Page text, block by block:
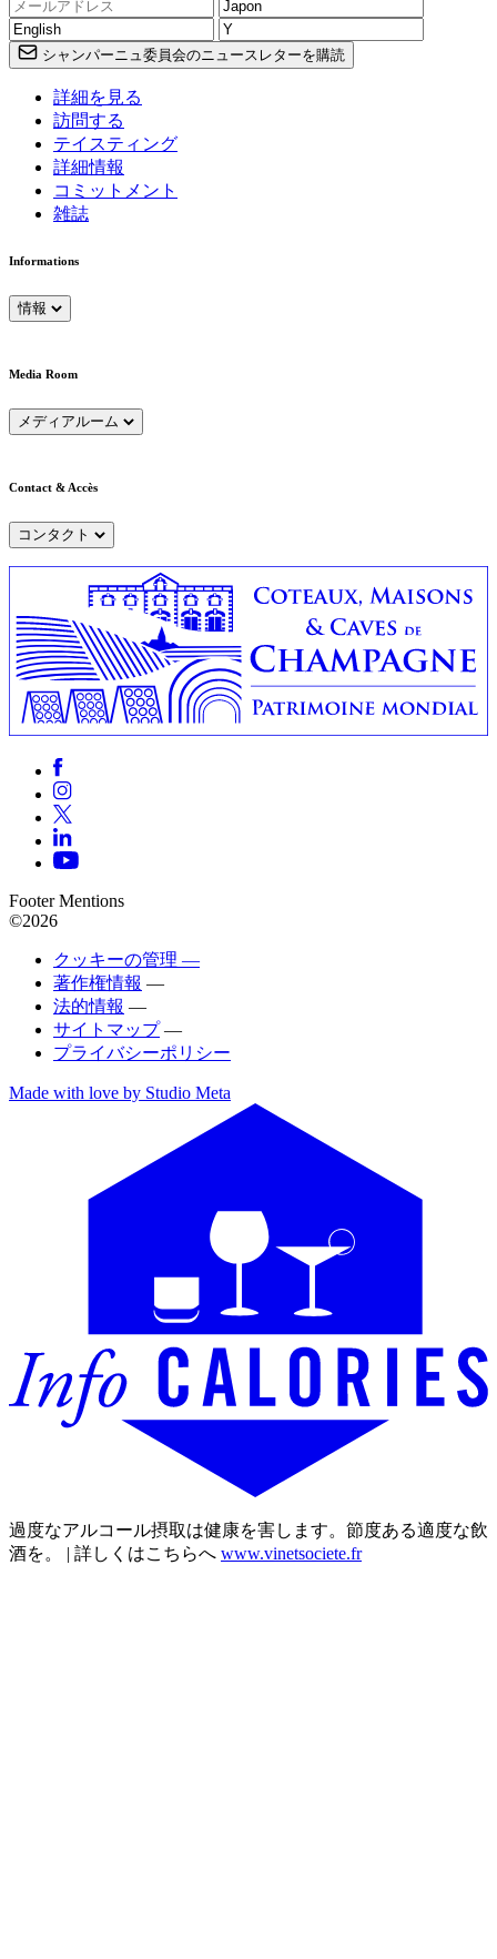
シャンパーニュ委員会のニュースレターを購読
詳細を見る
訪問する
テイスティング
詳細情報
コミットメント
雑誌
Informations
情報
Media Room
メディアルーム
Contact & Accès
コンタクト
Footer Mentions
©2026
クッキーの管理 —
著作権情報 —
法的情報 —
サイトマップ —
プライバシーポリシー
Made with love by Studio Meta
過度なアルコール摂取は健康を害します。節度ある適度な飲
酒を。 | 詳しくはこちらへ www.vinetsociete.fr